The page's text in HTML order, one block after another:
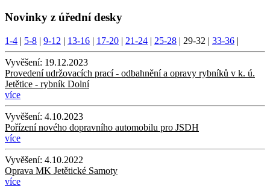
Novinky z úřední desky
1-4 | 5-8 | 9-12 | 13-16 | 17-20 | 21-24 | 25-28 | 29-32 | 33-36 |
Vyvěšení: 19.12.2023
Provedení udržovacích prací - odbahnění a opravy rybníků v k. ú.
Jetětice - rybník Dolní
více
Vyvěšení: 4.10.2023
Pořízení nového dopravního automobilu pro JSDH
více
Vyvěšení: 4.10.2022
Oprava MK Jetětické Samoty
více